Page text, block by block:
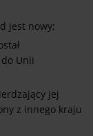
jest nowy;
Unii
jej
z innego kraju